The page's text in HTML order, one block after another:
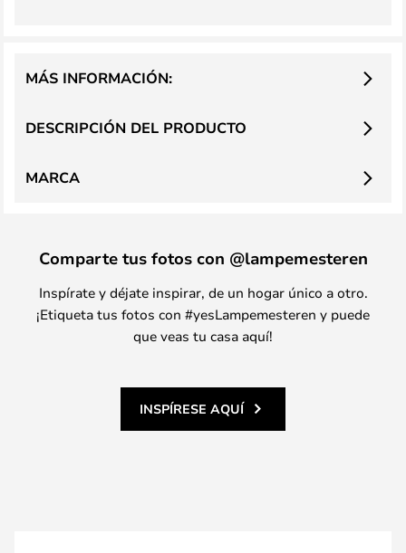
DESCRIPCIÓN DEL PRODUCTO
MÁS INFORMACIÓN:
MARCA
Comparte tus fotos con @lampemesteren
Inspírate y déjate inspirar, de un hogar único a otro.
¡Etiqueta tus fotos con #yesLampemesteren y puede
que veas tu casa aquí!
INSPÍRESE AQUÍ